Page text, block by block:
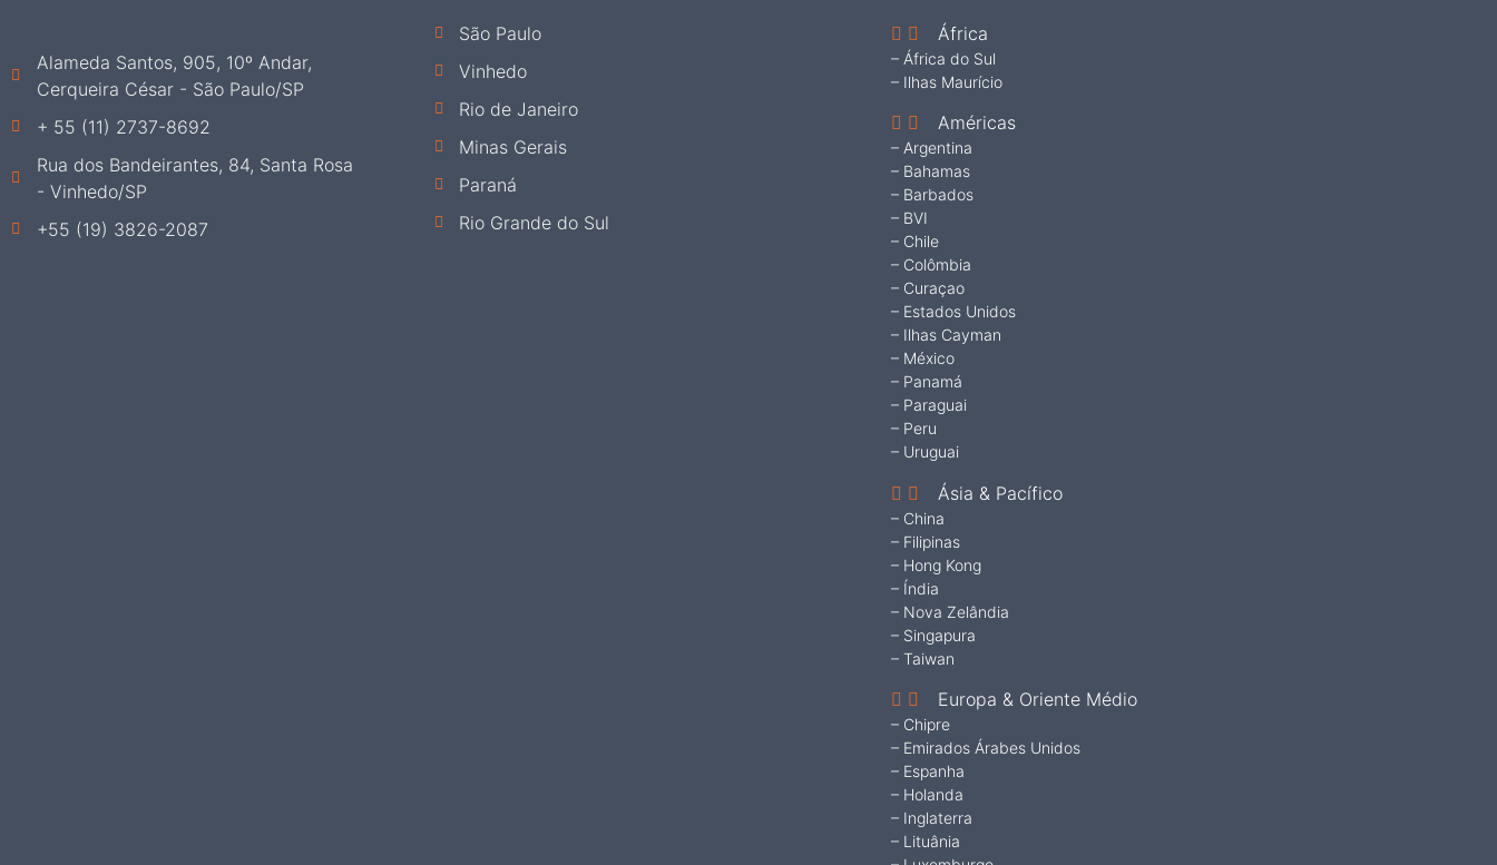
Alameda Santos, 905, 10º Andar,
Cerqueira César - São Paulo/SP
+ 55 (11) 2737-8692
Rua dos Bandeirantes, 84, Santa Rosa
- Vinhedo/SP
+55 (19) 3826-2087
São Paulo
Vinhedo
Rio de Janeiro
Minas Gerais
Paraná
Rio Grande do Sul
África
– África do Sul
– Ilhas Maurício
Américas
– Argentina
– Bahamas
– Barbados
– BVI
– Chile
– Colômbia
– Curaçao
– Estados Unidos
– Ilhas Cayman
– México
– Panamá
– Paraguai
– Peru
– Uruguai
Ásia & Pacífico
– China
– Filipinas
– Hong Kong
– Índia
– Nova Zelândia
– Singapura
– Taiwan
Europa & Oriente Médio
– Chipre
– Emirados Árabes Unidos
– Espanha
– Holanda
– Inglaterra
– Lituânia